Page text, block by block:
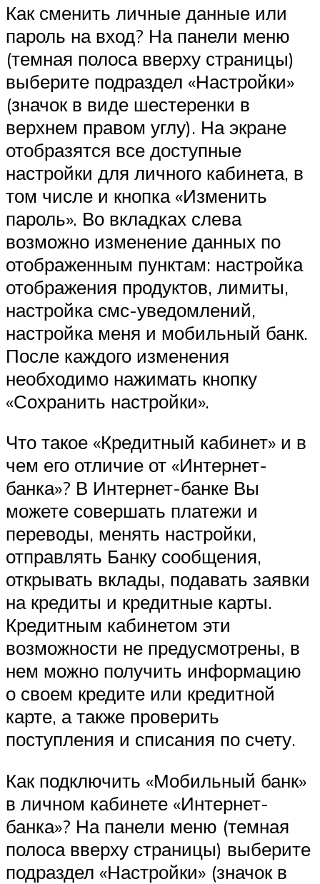
Как сменить личные данные или
пароль на вход? На панели меню
(темная полоса вверху страницы)
выберите подраздел «Настройки»
(значок в виде шестеренки в
верхнем правом углу). На экране
отобразятся все доступные
настройки для личного кабинета, в
том числе и кнопка «Изменить
пароль». Во вкладках слева
возможно изменение данных по
отображенным пунктам: настройка
отображения продуктов, лимиты,
настройка смс-уведомлений,
настройка меня и мобильный банк.
После каждого изменения
необходимо нажимать кнопку
«Сохранить настройки».
Что такое «Кредитный кабинет» и в
чем его отличие от «Интернет-
банка»? В Интернет-банке Вы
можете совершать платежи и
переводы, менять настройки,
отправлять Банку сообщения,
открывать вклады, подавать заявки
на кредиты и кредитные карты.
Кредитным кабинетом эти
возможности не предусмотрены, в
нем можно получить информацию
о своем кредите или кредитной
карте, а также проверить
поступления и списания по счету.
Как подключить «Мобильный банк»
в личном кабинете «Интернет-
банка»? На панели меню (темная
полоса вверху страницы) выберите
подраздел «Настройки» (значок в